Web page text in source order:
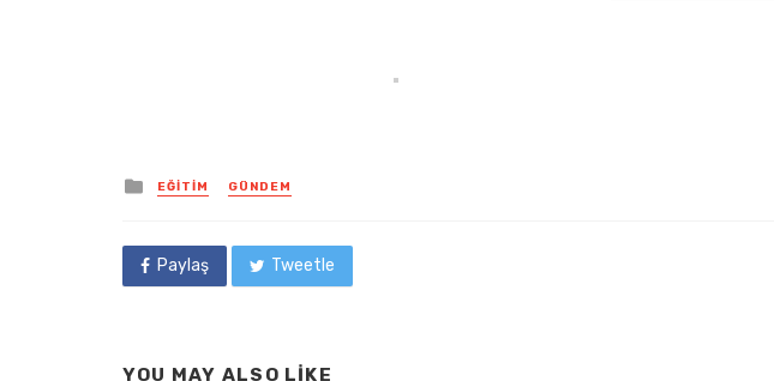
Posted
in
EĞITIM GÜNDEM
Paylaş Tweetle
YOU MAY ALSO LIKE